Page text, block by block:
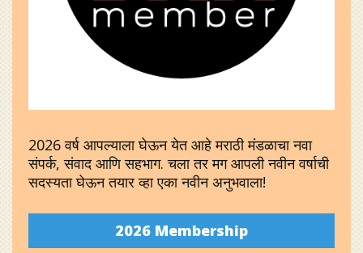
2026 वर्ष आपल्याला घेऊन येत आहे मराठी मंडळाचा नवा
संपर्क, संवाद आणि सहभाग. चला तर मग आपली नवीन वर्षाची
सदस्यता घेऊन तयार व्हा एका नवीन अनुभवाला!
2026 Membership